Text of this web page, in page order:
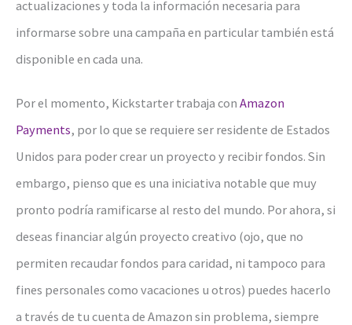
actualizaciones y toda la información necesaria para
informarse sobre una campaña en particular también está
disponible en cada una.
Por el momento, Kickstarter trabaja con Amazon
Payments, por lo que se requiere ser residente de Estados
Unidos para poder crear un proyecto y recibir fondos. Sin
embargo, pienso que es una iniciativa notable que muy
pronto podría ramificarse al resto del mundo. Por ahora, si
deseas financiar algún proyecto creativo (ojo, que no
permiten recaudar fondos para caridad, ni tampoco para
fines personales como vacaciones u otros) puedes hacerlo
a través de tu cuenta de Amazon sin problema, siempre